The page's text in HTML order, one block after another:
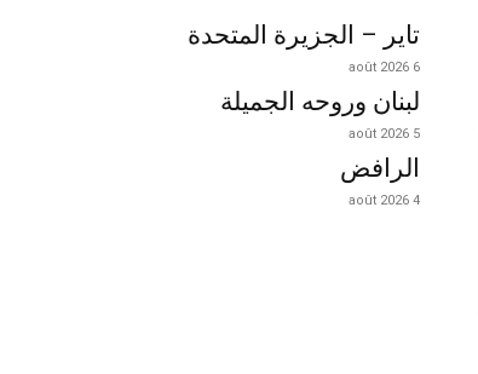
تاير – الجزيرة المتحدة
6 août 2026
لبنان وروحه الجميلة
5 août 2026
الرافض
4 août 2026